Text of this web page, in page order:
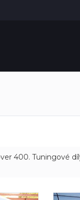
400. Tuningové